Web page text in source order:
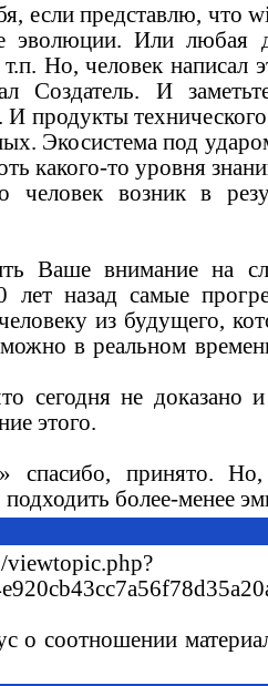
если представлю, что
эволюции. Или любая
Но, человек написал
Создатель. И
И продукты
Экосистема под
какого-то уровня
человек возник в
Ваше внимание на
лет назад самые
из будущего,
в реальном
сегодня не доказано
этого.
спасибо, принято.
более-менее
viewtopic.php?
о соотношении